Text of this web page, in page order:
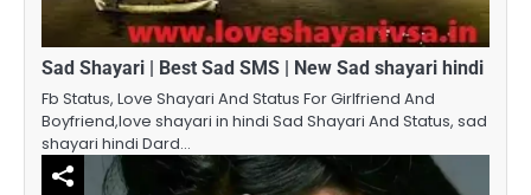
Sad Shayari | Best Sad SMS | New Sad shayari hindi
Fb Status, Love Shayari And Status For Girlfriend And
Boyfriend,love shayari in hindi Sad Shayari And Status, sad
shayari hindi Dard…